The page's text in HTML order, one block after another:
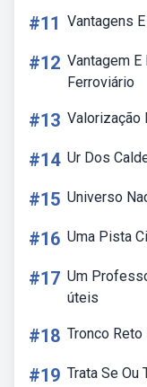
#11 Vantagens
#12 Vantagem
Ferroviário
#13 Valorização
#14 Ur Dos
#15 Universo
#16 Uma Pista
#17 Um
úteis
#18 Tronco Reto
#19 Trata Se Ou